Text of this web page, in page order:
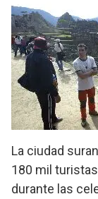
La ciudad
180 mil
durante las